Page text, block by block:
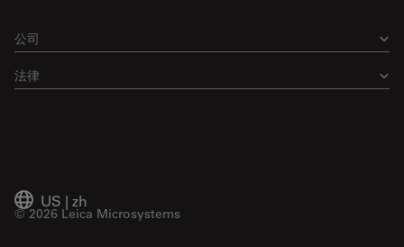
公司
法律
US | zh
© 2026 Leica Microsystems